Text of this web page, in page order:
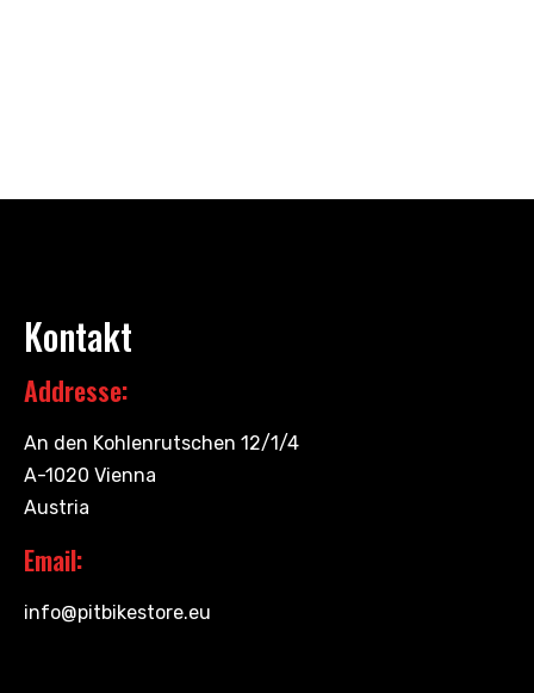
Kontakt
Addresse:
An den Kohlenrutschen 12/1/4
A-1020 Vienna
Austria
Email:
info@pitbikestore.eu